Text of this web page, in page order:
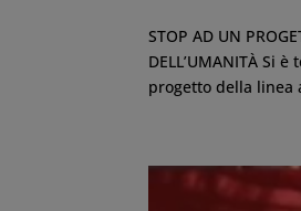
STOP AD UN
DELL’UMANITÀ Si
progetto della linea